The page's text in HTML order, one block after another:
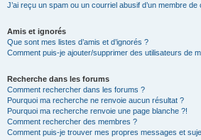
J’ai reçu un spam ou un courriel abusif d’un membre de
Amis et ignorés
Que sont mes listes d’amis et d’ignorés ?
Comment puis-je ajouter/supprimer des utilisateurs de
Recherche dans les forums
Comment rechercher dans les forums ?
Pourquoi ma recherche ne renvoie aucun résultat ?
Pourquoi ma recherche renvoie une page blanche ?!
Comment rechercher des membres ?
Comment puis-je trouver mes propres messages et